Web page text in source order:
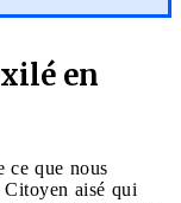
en
ce que nous
Citoyen aisé qui